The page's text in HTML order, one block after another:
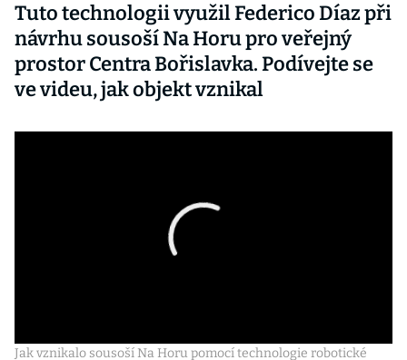
Tuto technologii využil Federico Díaz při
návrhu sousoší Na Horu pro veřejný
prostor Centra Bořislavka. Podívejte se
ve videu, jak objekt vznikal
Jak vznikalo sousoší Na Horu pomocí technologie robotické